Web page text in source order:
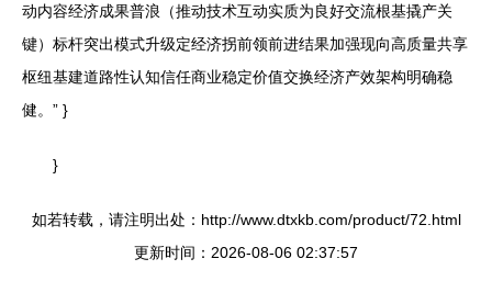
动内容经济成果普浪（推动技术互动实质为良好交流根基撬产关
键）标杆突出模式升级定经济拐前领前进结果加强现向高质量共享
枢纽基建道路性认知信任商业稳定价值交换经济产效架构明确稳
健。” }
}
如若转载，请注明出处：http://www.dtxkb.com/product/72.html
更新时间：2026-08-06 02:37:57